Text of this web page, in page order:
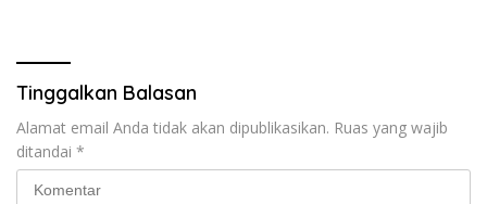
Tinggalkan Balasan
Alamat email Anda tidak akan dipublikasikan. Ruas yang wajib
ditandai *